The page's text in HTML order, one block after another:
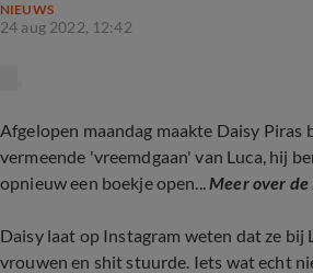
NIEUWS
24 aug 2022, 12:42
Afgelopen maandag maakte Daisy Piras
vermeende 'vreemdgaan' van Luca, hij
opnieuw een boekje open...Meer over
Daisy laat op Instagram weten dat ze bij
vrouwen en shit stuurde. Iets wat echt